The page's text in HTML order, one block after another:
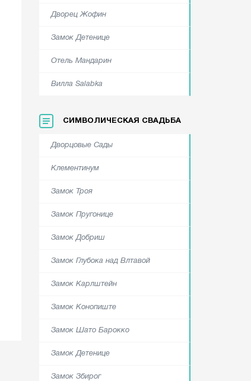
Дворец Жофин
Замок Детенице
Отель Мандарин
Вилла Salabka
СИМВОЛИЧЕСКАЯ СВАДЬБА
Дворцовые Сады
Клементинум
Замок Троя
Замок Пругонице
Замок Добриш
Замок Глубока над Влтавой
Замок Карлштейн
Замок Конопиште
Замок Шато Барокко
Замок Детенице
Замок Збирог